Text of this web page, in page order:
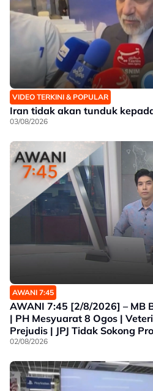
VIDEO TERKINI & POPULAR
Iran tidak akan tunduk
03/08/2026
AWANI 7:45
AWANI 7:45 [2/8/2026] – MB
| PH Mesyuarat 8 Ogos |
Prejudis | JPJ Tidak Sokong
02/08/2026